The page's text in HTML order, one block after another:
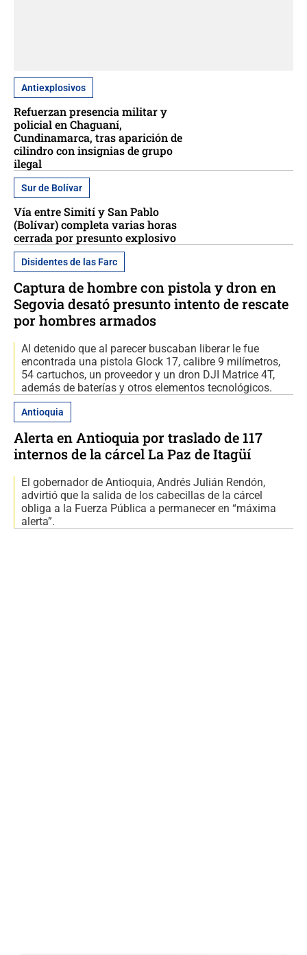
Antiexplosivos
Refuerzan presencia militar y
policial en Chaguaní,
Cundinamarca, tras aparición de
cilindro con insignias de grupo
ilegal
Sur de Bolívar
Vía entre Simití y San Pablo
(Bolívar) completa varias horas
cerrada por presunto explosivo
Disidentes de las Farc
Captura de hombre con pistola y dron en
Segovia desató presunto intento de rescate
por hombres armados
Al detenido que al parecer buscaban liberar le fue
encontrada una pistola Glock 17, calibre 9 milímetros,
54 cartuchos, un proveedor y un dron DJI Matrice 4T,
además de baterías y otros elementos tecnológicos.
Antioquia
Alerta en Antioquia por traslado de 117
internos de la cárcel La Paz de Itagüí
El gobernador de Antioquia, Andrés Julián Rendón,
advirtió que la salida de los cabecillas de la cárcel
obliga a la Fuerza Pública a permanecer en “máxima
alerta”.